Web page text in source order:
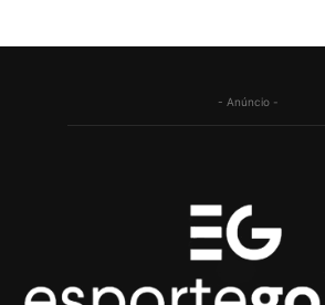
- Anúncio -